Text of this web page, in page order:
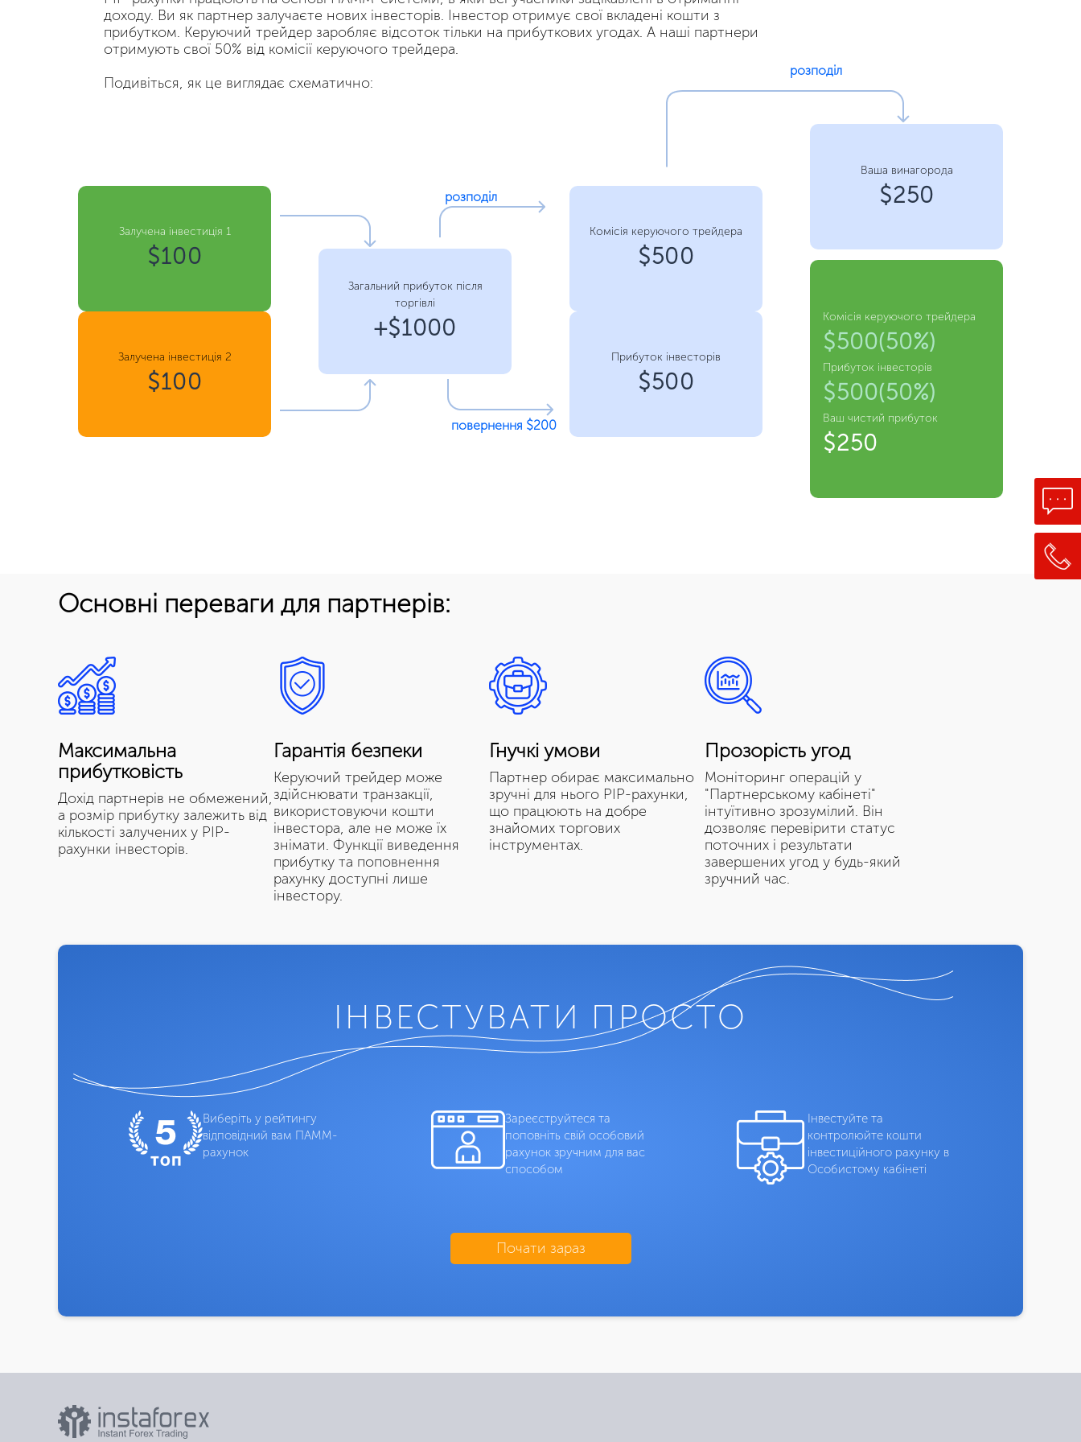
доходу. Ви як партнер залучаєте нових інвесторів. Інвестор отримує свої вкладені кошти з
прибутком. Керуючий трейдер заробляє відсоток тільки на прибуткових угодах. А наші партнери
отримують свої 50% від комісії керуючого трейдера.
Подивіться, як це виглядає схематично:
Залучена інвестиція 1
$100
Залучена інвестиція 2
$100
Загальний прибуток після
торгівлі
+$1000
розподіл
Комісія керуючого трейдера
$500
повернення $200
Прибуток інвесторів
$500
розподіл
Ваша винагорода
$250
Комісія керуючого трейдера
$500(50%)
Прибуток інвесторів
$500(50%)
Ваш чистий прибуток
$250
Основні переваги для партнерів:
Максимальна
прибутковість
Дохід партнерів не обмежений,
а розмір прибутку залежить від
кількості залучених у PIP-
рахунки інвесторів.
Гарантія безпеки
Керуючий трейдер може
здійснювати транзакції,
використовуючи кошти
інвестора, але не може їх
знімати. Функції виведення
прибутку та поповнення
рахунку доступні лише
інвестору.
Гнучкі умови
Партнер обирає максимально
зручні для нього PIP-рахунки,
що працюють на добре
знайомих торгових
інструментах.
Прозорість угод
Моніторинг операцій у
"Партнерському кабінеті"
інтуїтивно зрозумілий. Він
дозволяє перевірити статус
поточних і результати
завершених угод у будь-який
зручний час.
ІНВЕСТУВАТИ ПРОСТО
Виберіть у рейтингу
відповідний вам ПАММ-
рахунок
Зареєструйтеся та
поповніть свій особовий
рахунок зручним для вас
способом
Інвестуйте та
контролюйте кошти
інвестиційного рахунку в
Особистому кабінеті
Почати зараз